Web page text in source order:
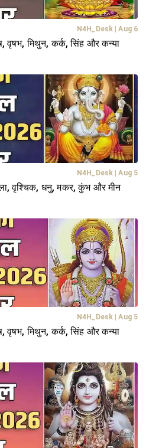
N4H_Desk | Aug 6
वृषभ, मिथुन, कर्क, सिंह और कन्या
N4H_Desk | Aug 5
वृश्चिक, धनु, मकर, कुंभ और मीन
N4H_Desk | Aug 5
वृषभ, मिथुन, कर्क, सिंह और कन्या